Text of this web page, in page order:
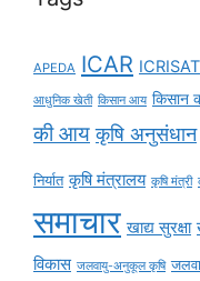
APEDA ICAR ICRISAT
आधुनिक खेती किसान आय किसान
की आय कृषि अनुसंधान
निर्यात कृषि मंत्रालय कृषि मंत्री
समाचार खाद्य सुरक्षा
विकास जलवायु-अनुकूल कृषि